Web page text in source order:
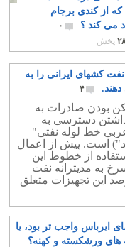
که از کندی برجام
می کند ؟
۰
پخش
کشهای ایرانی را به
۴
بودن صادرات به
نداشتن دسترسی به
خط لوله نفتی"
است. پیش از اعمال
از خطوط این
به مدیترانه نفت
٥٠ درصد این تجهیزات متعلق
و امارات متحده
عربستان سعودی در
خلیج فارس، هر دو با هم ٤٥ درصد آن را در
در آینده نزدیک
افزایش نخواهد داشت.
ایرباس واجب تر بود، یا
های ورشکسته و کهنه؟